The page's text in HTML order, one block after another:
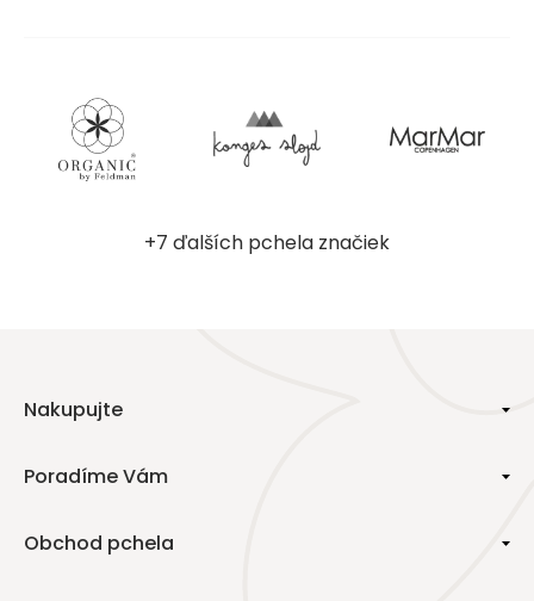
+7 ďalších pchela značiek
Nakupujte
Poradíme Vám
Obchod pchela